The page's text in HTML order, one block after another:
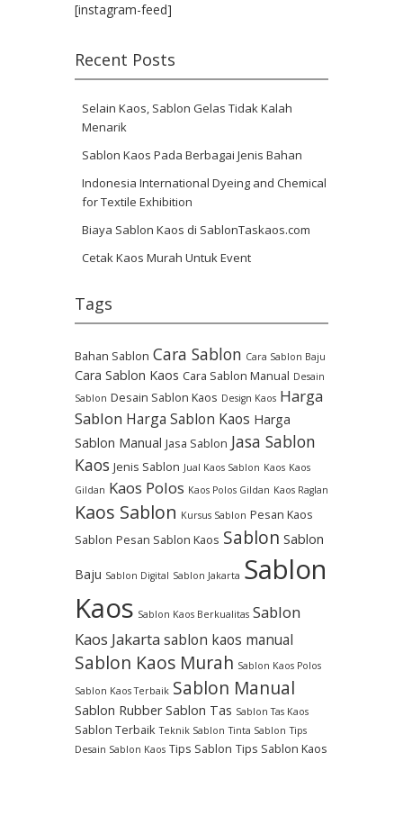
[instagram-feed]
Recent Posts
Selain Kaos, Sablon Gelas Tidak Kalah
Menarik
Sablon Kaos Pada Berbagai Jenis Bahan
Indonesia International Dyeing and Chemical
for Textile Exhibition
Biaya Sablon Kaos di SablonTaskaos.com
Cetak Kaos Murah Untuk Event
Tags
Bahan Sablon Cara Sablon Cara Sablon Baju
Cara Sablon Kaos Cara Sablon Manual Desain
Sablon Desain Sablon Kaos Design Kaos Harga
Sablon Harga Sablon Kaos Harga
Sablon Manual Jasa Sablon Jasa Sablon
Kaos Jenis Sablon Jual Kaos Sablon Kaos Kaos
Gildan Kaos Polos Kaos Polos Gildan Kaos Raglan
Kaos Sablon Kursus Sablon Pesan Kaos
Sablon Pesan Sablon Kaos Sablon Sablon
Baju Sablon Digital Sablon Jakarta Sablon
Kaos Sablon Kaos Berkualitas Sablon
Kaos Jakarta sablon kaos manual
Sablon Kaos Murah Sablon Kaos Polos
Sablon Kaos Terbaik Sablon Manual
Sablon Rubber Sablon Tas Sablon Tas Kaos
Sablon Terbaik Teknik Sablon Tinta Sablon Tips
Desain Sablon Kaos Tips Sablon Tips Sablon Kaos